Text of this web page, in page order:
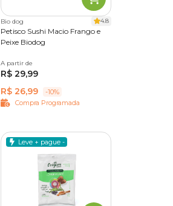
Bio dog 4.8
Petisco Sushi Macio Frango e
Peixe Biodog
100g
A partir de
R$ 29,99
R$ 26,99
-10%
Compra Programada
Leve + pague -